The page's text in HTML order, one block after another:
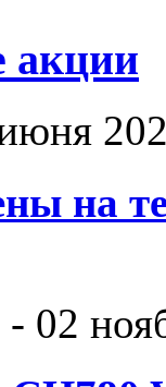
акции
на
- 02